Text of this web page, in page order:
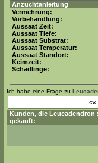
Anzuchtanleitung
Vermehrung:
Vorbehandlung:
Aussaat Zeit:
Aussaat Tiefe:
Aussaat Substrat:
Aussaat Temperatur:
Aussaat Standort:
Keimzeit:
Schädlinge:
Ich habe eine Frage zu
««
Kunden, die Leucadendron
gekauft: